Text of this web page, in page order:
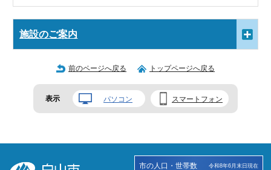
施設のご案内
前のページへ戻る トップページへ戻る
表示 パソコン スマートフォン
市の人口・世帯数 令和8年6月末日現在